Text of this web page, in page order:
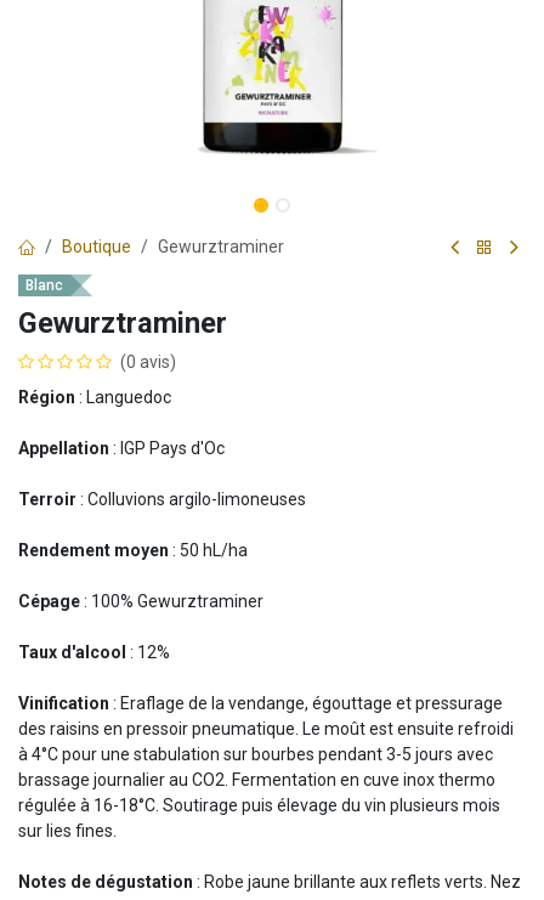
Boutique Gewurztraminer
Blanc
Gewurztraminer
(0 avis)
Région : Languedoc
Appellation : IGP Pays d'Oc
Terroir : Colluvions argilo-limoneuses
Rendement moyen : 50 hL/ha
Cépage: 100% Gewurztraminer
Taux d'alcool : 12%
Vinification : Eraflage de la vendange, égouttage et pressurage
des raisins en pressoir pneumatique. Le moût est ensuite refroidi
à 4°C pour une stabulation sur bourbes pendant 3-5 jours avec
brassage journalier au CO2. Fermentation en cuve inox thermo
régulée à 16-18°C. Soutirage puis élevage du vin plusieurs mois
sur lies fines.
Notes de dégustation : Robe jaune brillante aux reflets verts. Nez